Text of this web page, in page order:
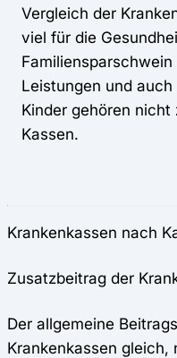
Vergleich der
viel für die
Leistungen und
Kinder gehören
Kassen.
Krankenkassen nach
Zusatzbeitrag der
Der allgemeine
Krankenkassen